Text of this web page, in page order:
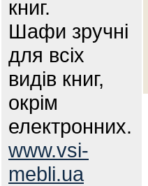
книг.
Шафи зручні
для всіх
видів книг,
окрім
електронних.
www.vsi-
mebli.ua